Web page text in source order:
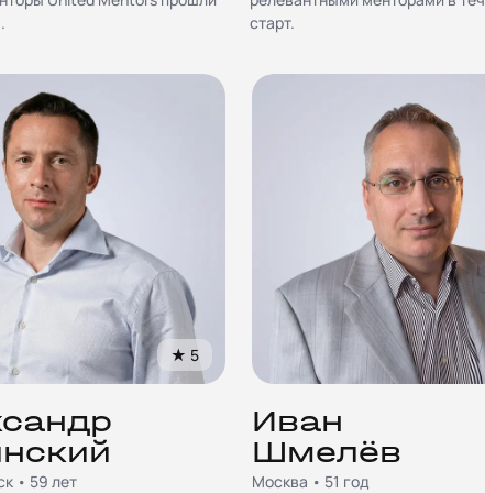
старт.
★ 5
• 59 лет
Иван
Шмелёв
Москва • 51 год